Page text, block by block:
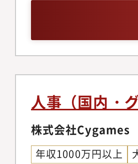
用
（
の二
る・
能全
採
強
のた
化や
立案
採用
験、
務】
た各
ル
ア
人事（国内・
株式会社Cygames
年収1000万円以上